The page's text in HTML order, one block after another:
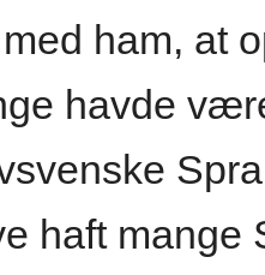
ham, at
havde
haft mange